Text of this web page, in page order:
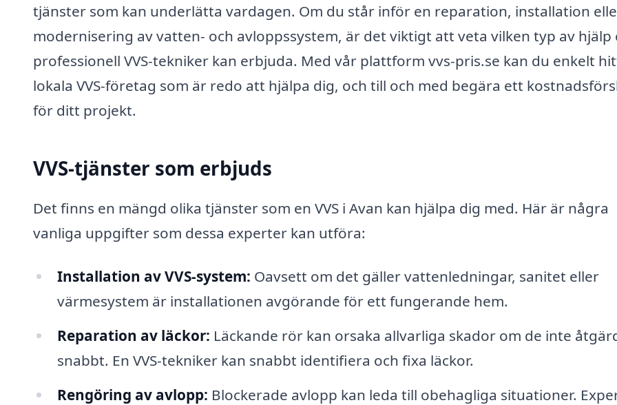
tjänster som kan underlätta vardagen. Om du står inför en reparation, installation
modernisering av vatten- och avloppssystem, är det viktigt att veta vilken typ av hjälp
professionell VVS-tekniker kan erbjuda. Med vår plattform vvs-pris.se kan du enkelt
lokala VVS-företag som är redo att hjälpa dig, och till och med begära ett
för ditt projekt.
VVS-tjänster som erbjuds
Det finns en mängd olika tjänster som en VVS i Avan kan hjälpa dig med. Här är några
vanliga uppgifter som dessa experter kan utföra:
Installation av VVS-system: Oavsett om det gäller vattenledningar, sanitet eller
värmesystem är installationen avgörande för ett fungerande hem.
Reparation av läckor: Läckande rör kan orsaka allvarliga skador om de inte
snabbt. En VVS-tekniker kan snabbt identifiera och fixa läckor.
Rengöring av avlopp: Blockerade avlopp kan leda till obehagliga situationer.